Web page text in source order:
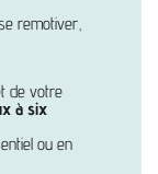
remotiver,
de votre
à six
ou en